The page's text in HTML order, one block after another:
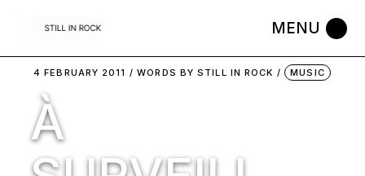
4 FEBRUARY 2011 WORDS BYSTILL IN ROCK MUSIC
À